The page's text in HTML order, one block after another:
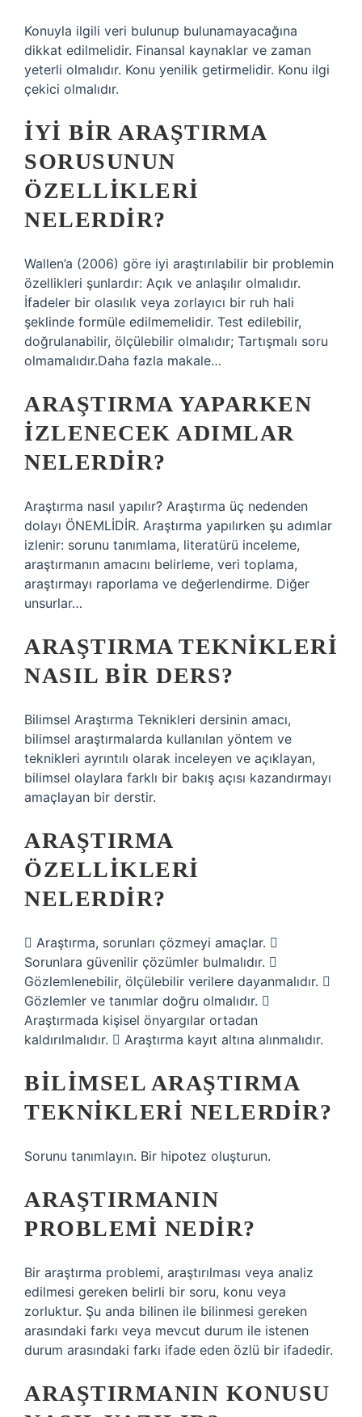
Konuyla ilgili veri bulunup bulunamayacağına
dikkat edilmelidir. Finansal kaynaklar ve zaman
yeterli olmalıdır. Konu yenilik getirmelidir. Konu ilgi
çekici olmalıdır.
İYI BIR ARAŞTIRMA
SORUSUNUN
ÖZELLIKLERI
NELERDIR?
Wallen’a (2006) göre iyi araştırılabilir bir problemin
özellikleri şunlardır: Açık ve anlaşılır olmalıdır.
İfadeler bir olasılık veya zorlayıcı bir ruh hali
şeklinde formüle edilmemelidir. Test edilebilir,
doğrulanabilir, ölçülebilir olmalıdır; Tartışmalı soru
olmamalıdır.Daha fazla makale…
ARAŞTIRMA YAPARKEN
IZLENECEK ADIMLAR
NELERDIR?
Araştırma nasıl yapılır? Araştırma üç nedenden
dolayı ÖNEMLİDİR. Araştırma yapılırken şu adımlar
izlenir: sorunu tanımlama, literatürü inceleme,
araştırmanın amacını belirleme, veri toplama,
araştırmayı raporlama ve değerlendirme. Diğer
unsurlar…
ARAŞTIRMA TEKNIKLERI
NASIL BIR DERS?
Bilimsel Araştırma Teknikleri dersinin amacı,
bilimsel araştırmalarda kullanılan yöntem ve
teknikleri ayrıntılı olarak inceleyen ve açıklayan,
bilimsel olaylara farklı bir bakış açısı kazandırmayı
amaçlayan bir derstir.
ARAŞTIRMA
ÖZELLIKLERI
NELERDIR?
 Araştırma, sorunları çözmeyi amaçlar. 
Sorunlara güvenilir çözümler bulmalıdır. 
Gözlemlenebilir, ölçülebilir verilere dayanmalıdır. 
Gözlemler ve tanımlar doğru olmalıdır. 
Araştırmada kişisel önyargılar ortadan
kaldırılmalıdır.  Araştırma kayıt altına alınmalıdır.
BILIMSEL ARAŞTIRMA
TEKNIKLERI NELERDIR?
Sorunu tanımlayın. Bir hipotez oluşturun.
ARAŞTIRMANIN
PROBLEMI NEDIR?
Bir araştırma problemi, araştırılması veya analiz
edilmesi gereken belirli bir soru, konu veya
zorluktur. Şu anda bilinen ile bilinmesi gereken
arasındaki farkı veya mevcut durum ile istenen
durum arasındaki farkı ifade eden özlü bir ifadedir.
ARAŞTIRMANIN KONUSU